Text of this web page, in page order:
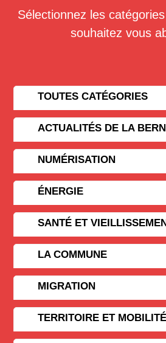
Sélectionnez les
souhaitez vous
TOUTES CATÉGORIES
ACTUALITÉS DE LA
NUMÉRISATION
ÉNERGIE
SANTÉ ET
LA COMMUNE
MIGRATION
TERRITOIRE ET MOBILITÉ